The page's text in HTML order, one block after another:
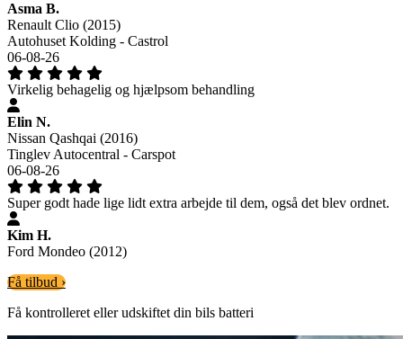
Asma B.
Renault Clio (2015)
Autohuset Kolding - Castrol
06-08-26
Virkelig behagelig og hjælpsom behandling
Elin N.
Nissan Qashqai (2016)
Tinglev Autocentral - Carspot
06-08-26
Super godt hade lige lidt extra arbejde til dem, også det blev ordnet.
Kim H.
Ford Mondeo (2012)
Få tilbud ›
Få kontrolleret eller udskiftet din bils batteri